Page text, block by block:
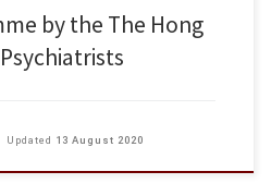
by the The Hong
Updated 13 August 2020